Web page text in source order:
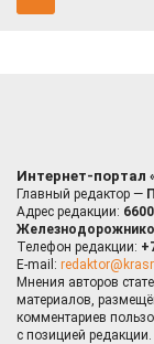
Интернет-портал
Главный редактор —
Адрес редакции:
Телефон редакции:
E-mail:
Мнения авторов
материалов,
комментариев
с позицией редакции.